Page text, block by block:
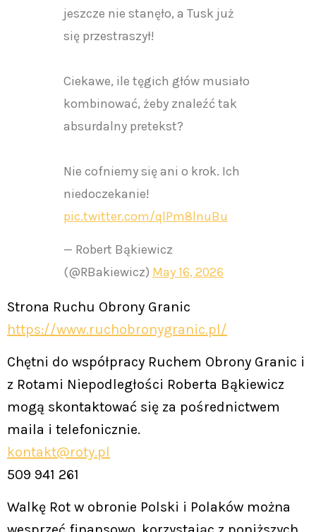
jeszcze nie stanęło, a Tusk już
się przestraszył!
Ciekawe, ile tęgich głów musiało
kombinować, żeby znaleźć tak
absurdalny pretekst?
Nie cofniemy się ani o krok. Ich
niedoczekanie!
pic.twitter.com/qlPm8lnuBu
— Robert Bąkiewicz
(@RBakiewicz) May 16, 2026
Strona Ruchu Obrony Granic
https://www.ruchobronygranic.pl/
Chętni do współpracy Ruchem Obrony Granic i
z Rotami Niepodległości Roberta Bąkiewicz
mogą skontaktować się za pośrednictwem
maila i telefonicznie.
kontakt@roty.pl
509 941 261
Walkę Rot w obronie Polski i Polaków można